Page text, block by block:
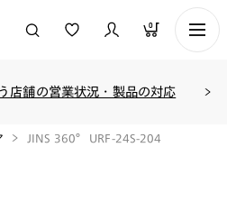
0
店舗の営業状況・製品の対応
JINS 360° URF-24S-204